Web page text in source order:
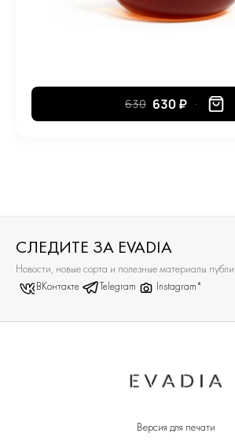
630 630 ₽
СЛЕДИТЕ ЗА EVADIA
Новости, новые сорта и полезные материалы
ВКонтакте Telegram Instagram*
Версия для печати